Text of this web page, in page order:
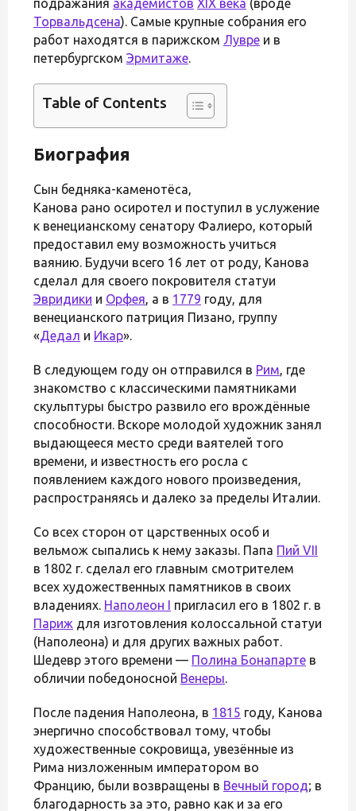
подражания академистов XIX века (вроде
Торвальдсена). Самые крупные собрания его
работ находятся в парижском Лувре и в
петербургском Эрмитаже.
Table of Contents
Биография
Сын бедняка-каменотёса,
Канова рано осиротел и поступил в услужение
к венецианскому сенатору Фалиеро, который
предоставил ему возможность учиться
ваянию. Будучи всего 16 лет от роду, Канова
сделал для своего покровителя статуи
Эвридики и Орфея, а в 1779 году, для
венецианского патриция Пизано, группу
«Дедал и Икар».
В следующем году он отправился в Рим, где
знакомство с классическими памятниками
скульптуры быстро развило его врождённые
способности. Вскоре молодой художник занял
выдающееся место среди ваятелей того
времени, и известность его росла с
появлением каждого нового произведения,
распространяясь и далеко за пределы Италии.
Со всех сторон от царственных особ и
вельмож сыпались к нему заказы. Папа Пий VII
в 1802 г. сделал его главным смотрителем
всех художественных памятников в своих
владениях. Наполеон I пригласил его в 1802 г. в
Париж для изготовления колоссальной статуи
(Наполеона) и для других важных работ.
Шедевр этого времени — Полина Бонапарте в
обличии победоносной Венеры.
После падения Наполеона, в 1815 году, Канова
энергично способствовал тому, чтобы
художественные сокровища, увезённые из
Рима низложенным императором во
Францию, были возвращены в Вечный город; в
благодарность за это, равно как и за его